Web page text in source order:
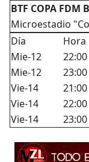
BTF COPA FDM
Microestadio
Día
Hora
Mie-12
22:00
Mie-12
23:00
Vie-14
21:00
Vie-14
22:00
Vie-14
23:00